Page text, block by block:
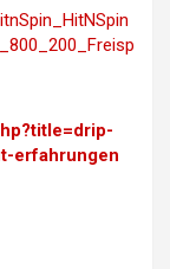
erfahrungen